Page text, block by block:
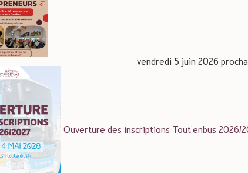
vendredi 5 juin 2026
Ouverture des inscriptions Tout’enbus 2026/